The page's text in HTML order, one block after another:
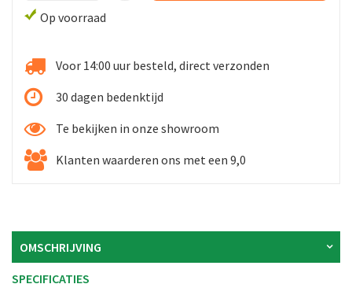
Op voorraad
Voor 14:00 uur besteld, direct verzonden
30 dagen bedenktijd
Te bekijken in onze showroom
Klanten waarderen ons met een 9,0
OMSCHRIJVING
SPECIFICATIES